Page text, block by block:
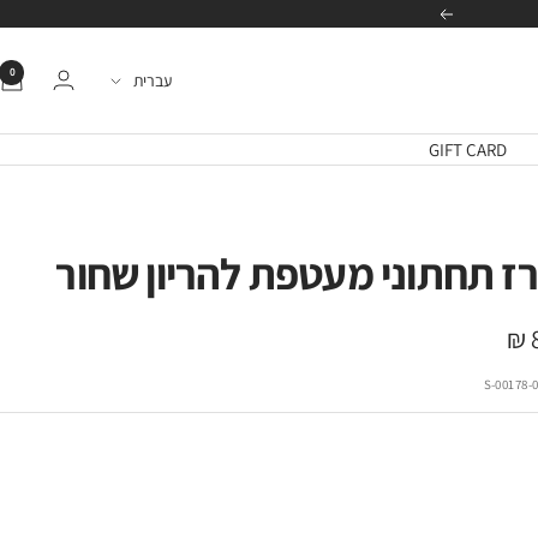
הבא
שפה
עברית 0
GIFT CARD
תחתוני מעטפת להריון שחור
00178-